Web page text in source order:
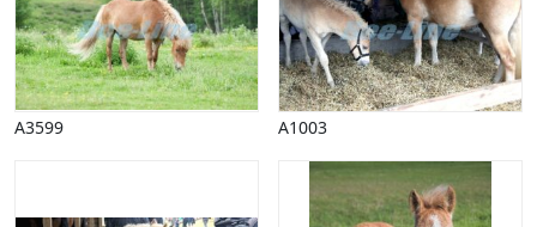
Sundhed, sygdom
Trafik, færdsel
Uddannelse
Udsalg og andre begreber
A3599 A1003